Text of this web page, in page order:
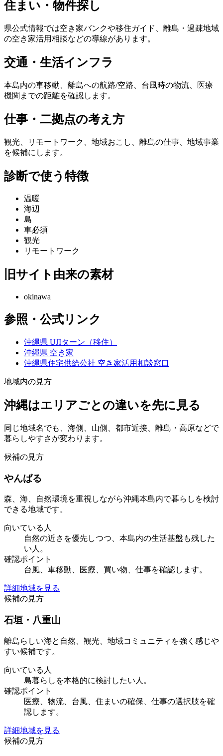
住まい・物件探し
県公式情報では空き家バンクや移住ガイド、離島・過疎地域
の空き家活用相談などの導線があります。
交通・生活インフラ
本島内の車移動、離島への航路/空路、台風時の物流、医療
機関までの距離を確認します。
仕事・二拠点の考え方
観光、リモートワーク、地域おこし、離島の仕事、地域事業
を候補にします。
診断で使う特徴
温暖
海辺
島
車必須
観光
リモートワーク
旧サイト由来の素材
okinawa
参照・公式リンク
沖縄県 UJIターン（移住）
沖縄県 空き家
沖縄県住宅供給公社 空き家活用相談窓口
地域内の見方
沖縄はエリアごとの違いを先に見る
同じ地域名でも、海側、山側、都市近接、離島・高原などで
暮らしやすさが変わります。
候補の見方
やんばる
森、海、自然環境を重視しながら沖縄本島内で暮らしを検討
できる地域です。
向いている人
自然の近さを優先しつつ、本島内の生活基盤も残した
い人。
確認ポイント
台風、車移動、医療、買い物、仕事を確認します。
詳細地域を見る
候補の見方
石垣・八重山
離島らしい海と自然、観光、地域コミュニティを強く感じや
すい候補です。
向いている人
島暮らしを本格的に検討したい人。
確認ポイント
医療、物流、台風、住まいの確保、仕事の選択肢を確
認します。
詳細地域を見る
候補の見方